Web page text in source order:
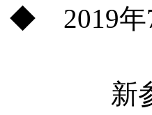
◆ 2019年
新